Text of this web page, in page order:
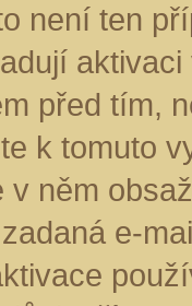
není ten
před tím,
k tomuto
v něm
e-